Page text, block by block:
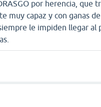
por herencia, que
muy capaz y con ganas
le impiden llegar al